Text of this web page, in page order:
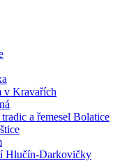
v Kravařích
a řemesel Bolatice
Hlučín-Darkovičky